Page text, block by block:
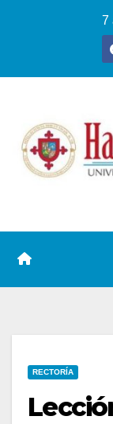
7
RECTORÍA